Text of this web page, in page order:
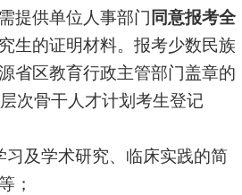
提供单位人事部门 同意报考全
生的证明材料。报考少数民族
省区教育行政主管部门盖章的
次骨干人才计划考生登记
习及学术研究、临床实践的简
；